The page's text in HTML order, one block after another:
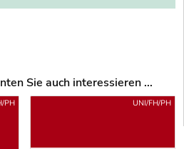
Sie auch interessieren ...
PH UNI/FH/PH